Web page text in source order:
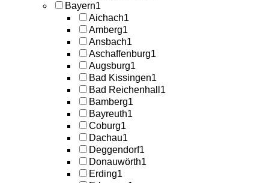
Bayern1
Aichach1
Amberg1
Ansbach1
Aschaffenburg1
Augsburg1
Bad Kissingen1
Bad Reichenhall 1
Bamberg1
Bayreuth1
Coburg1
Dachau1
Deggendorf1
Donauwörth1
Erding1